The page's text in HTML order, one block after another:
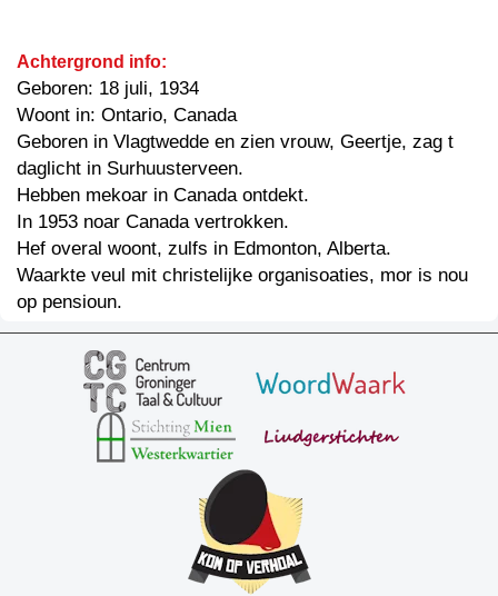
Achtergrond info:
Geboren: 18 juli, 1934
Woont in: Ontario, Canada
Geboren in Vlagtwedde en zien vrouw, Geertje, zag t
daglicht in Surhuusterveen.
Hebben mekoar in Canada ontdekt.
In 1953 noar Canada vertrokken.
Hef overal woont, zulfs in Edmonton, Alberta.
Waarkte veul mit christelijke organisoaties, mor is nou
op pensioun.